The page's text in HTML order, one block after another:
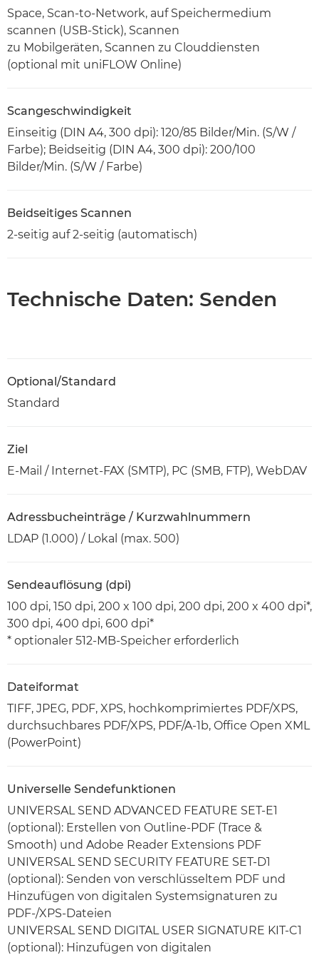
Space, Scan-to-Network, auf Speichermedium
scannen (USB-Stick), Scannen
zu Mobilgeräten, Scannen zu Clouddiensten
(optional mit uniFLOW Online)
Scangeschwindigkeit
Einseitig (DIN A4, 300 dpi): 120/85 Bilder/Min. (S/W /
Farbe); Beidseitig (DIN A4, 300 dpi): 200/100
Bilder/Min. (S/W / Farbe)
Beidseitiges Scannen
2-seitig auf 2-seitig (automatisch)
Technische Daten: Senden
Optional/Standard
Standard
Ziel
E-Mail / Internet-FAX (SMTP), PC (SMB, FTP), WebDAV
Adressbucheinträge / Kurzwahlnummern
LDAP (1.000) / Lokal (max. 500)
Sendeauflösung (dpi)
100 dpi, 150 dpi, 200 x 100 dpi, 200 dpi, 200 x 400 dpi*,
300 dpi, 400 dpi, 600 dpi*
* optionaler 512-MB-Speicher erforderlich
Dateiformat
TIFF, JPEG, PDF, XPS, hochkomprimiertes PDF/XPS,
durchsuchbares PDF/XPS, PDF/A-1b, Office Open XML
(PowerPoint)
Universelle Sendefunktionen
UNIVERSAL SEND ADVANCED FEATURE SET-E1
(optional): Erstellen von Outline-PDF (Trace &
Smooth) und Adobe Reader Extensions PDF
UNIVERSAL SEND SECURITY FEATURE SET-D1
(optional): Senden von verschlüsseltem PDF und
Hinzufügen von digitalen Systemsignaturen zu
PDF-/XPS-Dateien
UNIVERSAL SEND DIGITAL USER SIGNATURE KIT-C1
(optional): Hinzufügen von digitalen